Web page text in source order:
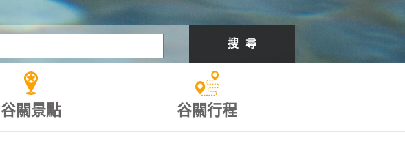
搜 尋
谷關景點 谷關行程